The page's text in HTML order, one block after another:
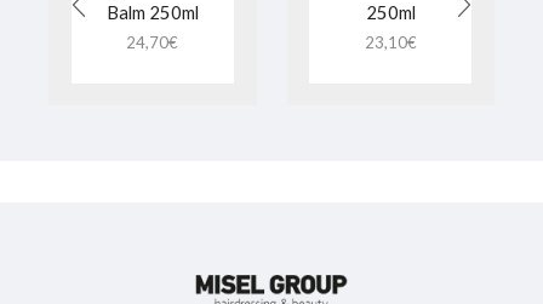
Balm 250ml
24,70€
250ml
23,10€